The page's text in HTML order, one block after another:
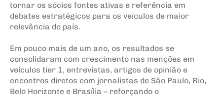
tornar os sócios fontes ativas e referência em
debates estratégicos para os veículos de maior
relevância do país.
Em pouco mais de um ano, os resultados se
consolidaram com crescimento nas menções em
veículos tier 1, entrevistas, artigos de opinião e
encontros diretos com jornalistas de São Paulo, Rio,
Belo Horizonte e Brasília – reforçando o